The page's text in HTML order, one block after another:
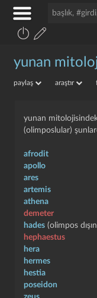
yunan
paylaş araştır
yunan
(olimposlular)
afrodit
apollo
ares
artemis
athena
demeter
hades (olimpos
hephaestus
hera
hermes
hestia
poseidon